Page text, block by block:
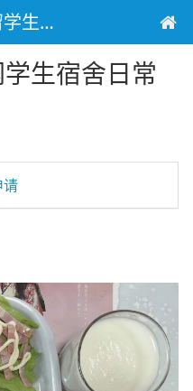
日本高中留学生宿舍生活
生宿舍日常